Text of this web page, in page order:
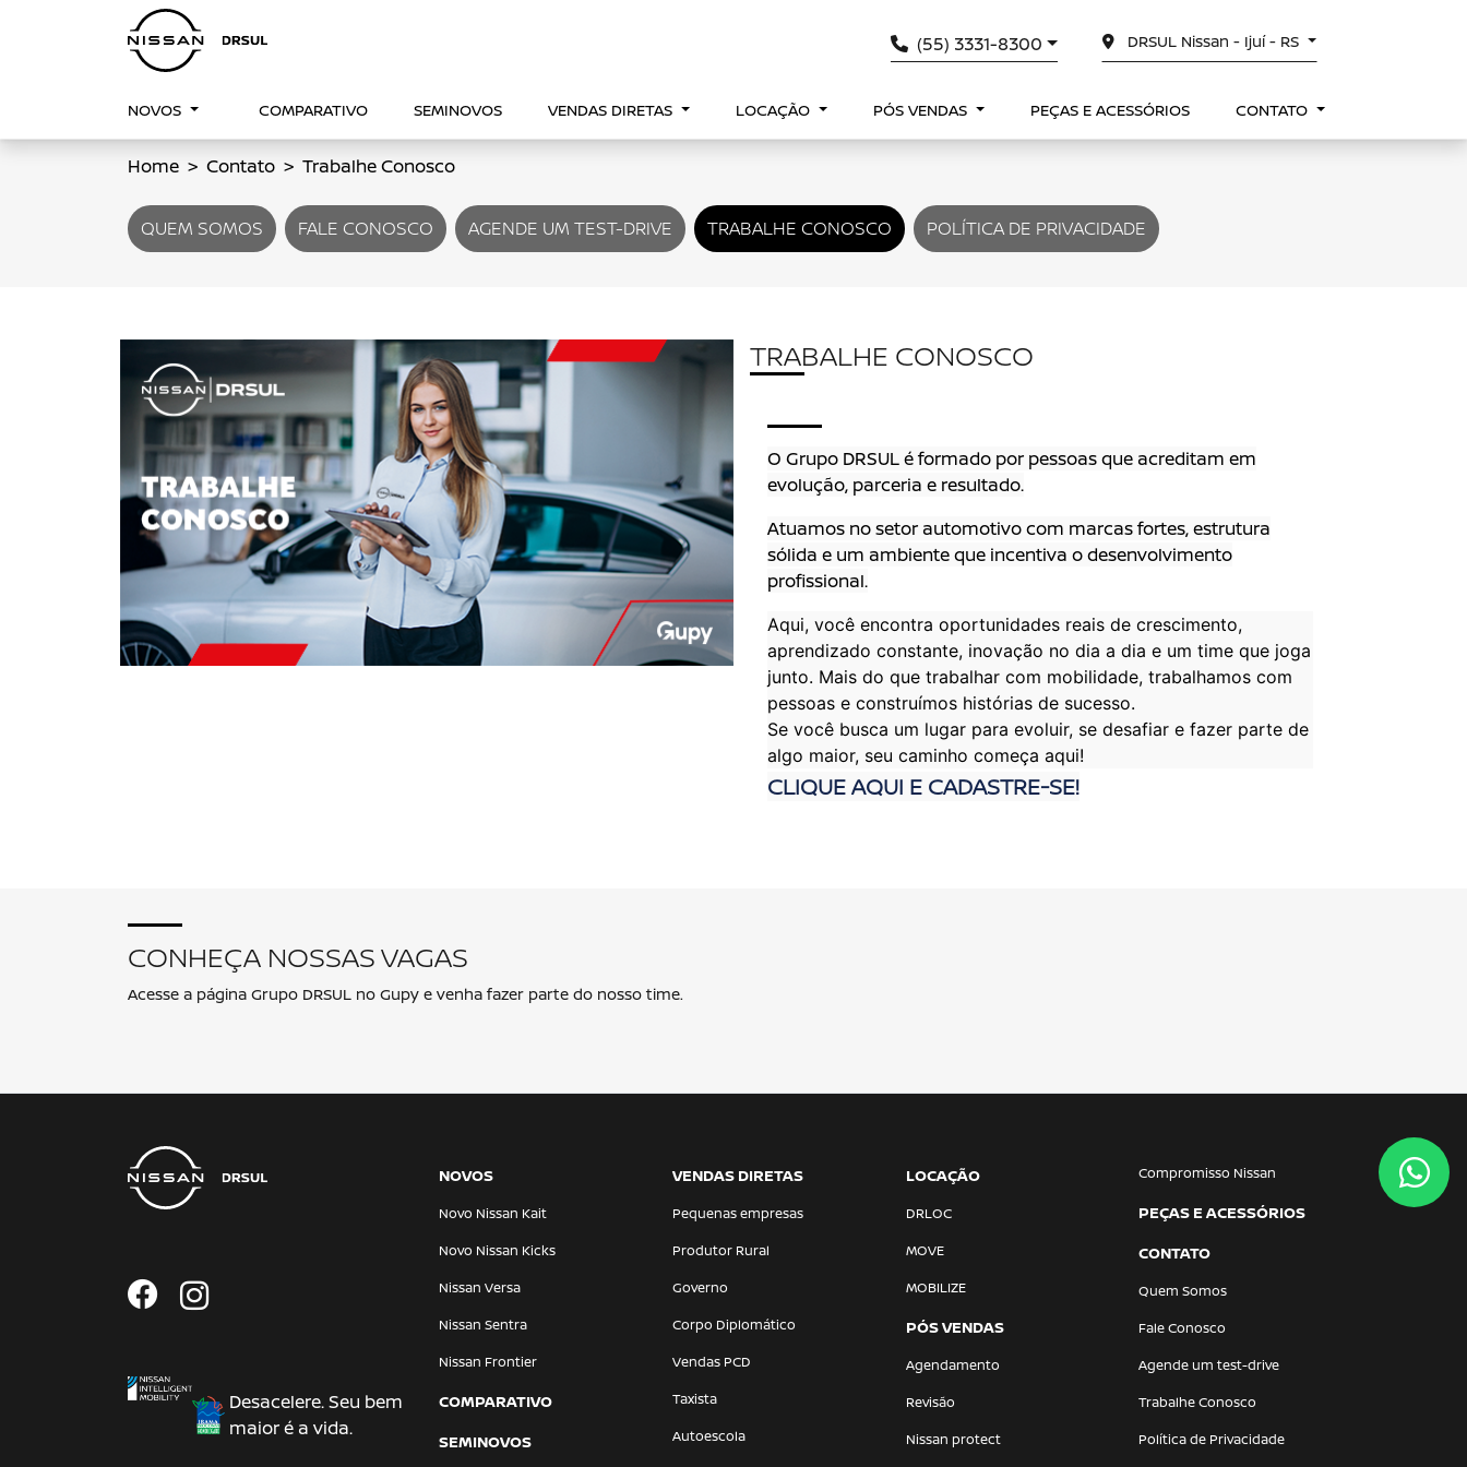
(55) 3331-8300 DRSUL Nissan - Ijuí - RS
NOVOS COMPARATIVO SEMINOVOS VENDAS DIRETAS LOCAÇÃO PÓS VENDAS PEÇAS E ACESSÓRIOS CONTATO
Home Contato Trabalhe Conosco
QUEM SOMOS FALE CONOSCO AGENDE UM TEST-DRIVE TRABALHE CONOSCO POLÍTICA DE PRIVACIDADE
TRABALHE CONOSCO
O Grupo DRSUL é formado por pessoas que acreditam em
evolução, parceria e resultado.
Atuamos no setor automotivo com marcas fortes, estrutura
sólida e um ambiente que incentiva o desenvolvimento
profissional.
Aqui, você encontra oportunidades reais de crescimento,
aprendizado constante, inovação no dia a dia e um time que joga
junto. Mais do que trabalhar com mobilidade, trabalhamos com
pessoas e construímos histórias de sucesso.
Se você busca um lugar para evoluir, se desafiar e fazer parte de
algo maior, seu caminho começa aqui!
CLIQUE AQUI E CADASTRE-SE!
CONHEÇA NOSSAS VAGAS
Acesse a página Grupo DRSUL no Gupy e venha fazer parte do nosso time.
Desacelere. Seu bem
maior é a vida.
NOVOS
Novo Nissan Kait
Novo Nissan Kicks
Nissan Versa
Nissan Sentra
Nissan Frontier
COMPARATIVO
SEMINOVOS
VENDAS DIRETAS
Pequenas empresas
Produtor Rural
Governo
Corpo Diplomático
Vendas PCD
Taxista
Autoescola
LOCAÇÃO
DRLOC
MOVE
MOBILIZE
PÓS VENDAS
Agendamento
Revisão
Nissan protect
Compromisso Nissan
PEÇAS E ACESSÓRIOS
CONTATO
Quem Somos
Fale Conosco
Agende um test-drive
Trabalhe Conosco
Política de Privacidade